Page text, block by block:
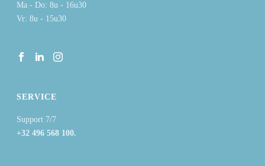
Ma - Do: 8u - 16u30
Vr: 8u - 15u30
SERVICE
Support 7/7
+32 496 568 100.